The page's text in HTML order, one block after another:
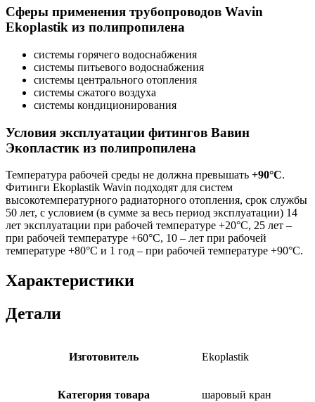
Сферы применения трубопроводов Wavin
Ekoplastik из полипропилена
системы горячего водоснабжения
системы питьевого водоснабжения
системы центрального отопления
системы сжатого воздуха
системы кондиционирования
Условия эксплуатации фитингов Вавин
Экопластик из полипропилена
Температура рабочей среды не должна превышать +90°C.
Фитинги Ekoplastik Wavin подходят для систем
высокотемпературного радиаторного отопления, срок службы
50 лет, с условием (в сумме за весь период эксплуатации) 14
лет эксплуатации при рабочей температуре +20°С, 25 лет –
при рабочей температуре +60°С, 10 – лет при рабочей
температуре +80°С и 1 год – при рабочей температуре +90°С.
Характеристики
Детали
Изготовитель Ekoplastik
Категория товара шаровый кран